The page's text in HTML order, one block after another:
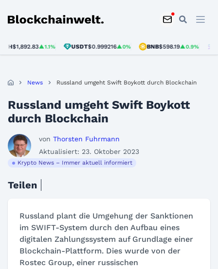
Blockchainwelt
▲1.1% USDT$0.999216▲0% BNB$598.19▲0.9% SOL
News Russland umgeht Swift Boykott durch Blockchain
Russland umgeht Swift Boykott
durch Blockchain
von Thorsten Fuhrmann
Aktualisiert: 23. Oktober 2023
Krypto News – Immer aktuell informiert
Teilen
Russland plant die Umgehung der Sanktionen
im SWIFT-System durch den Aufbau eines
digitalen Zahlungssystem auf Grundlage einer
Blockchain-Plattform. Dies wurde von der
Rostec Group, einer russischen